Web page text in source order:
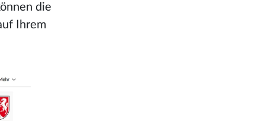
die
Ihrem